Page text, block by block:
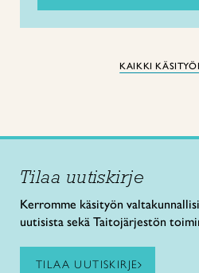
KAIKKI
Tilaa uutiskirje
Kerromme käsityön
uutisista sekä Taitojärjestön
TILAA UUTISKIRJE